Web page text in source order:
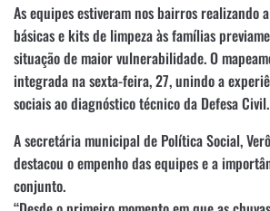
As equipes estiveram nos bairros realizando
básicas e kits de limpeza às famílias
situação de maior vulnerabilidade. O
integrada na sexta-feira, 27, unindo a
sociais ao diagnóstico técnico da Defesa Civil.
A secretária municipal de Política Social,
destacou o empenho das equipes e a
conjunto.